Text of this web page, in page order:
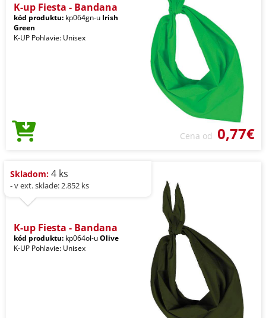
K-up Fiesta - Bandana
kód produktu: kp064gn-u Irish
Green
K-UP Pohlavie: Unisex
Cena od 0,77€
Skladom: 4 ks
- v ext. sklade: 2.852 ks
K-up Fiesta - Bandana
kód produktu: kp064ol-uOlive
K-UP Pohlavie: Unisex